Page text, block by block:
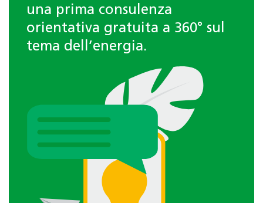
una prima consulenza
orientativa gratuita a 360° sul
tema dell’energia.